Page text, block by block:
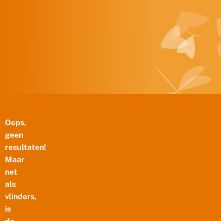
Oeps,
geen
resultaten!
Maar
net
als
vlinders,
is